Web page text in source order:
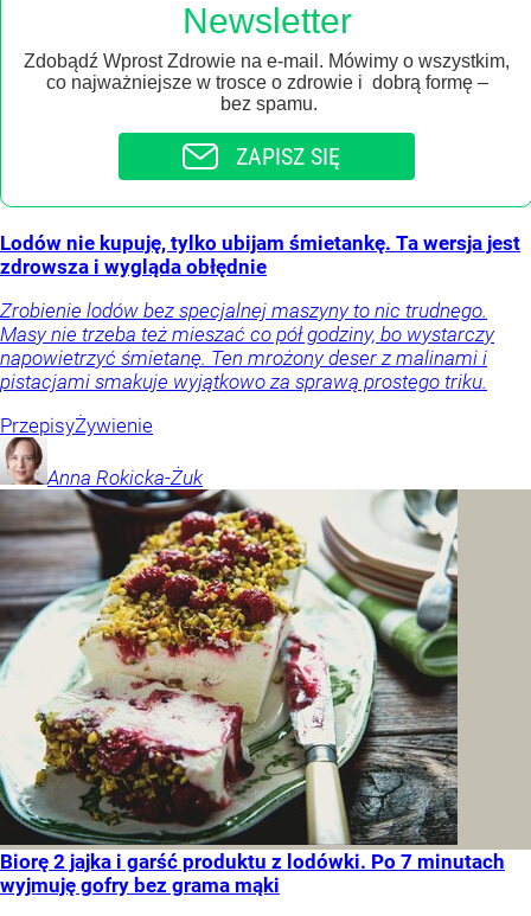
Newsletter
Zdobądź Wprost Zdrowie na e-mail. Mówimy o wszystkim,
co najważniejsze w trosce o zdrowie i dobrą formę –
bez spamu.
ZAPISZ SIĘ
Lodów nie kupuję, tylko ubijam śmietankę. Ta wersja jest
zdrowsza i wygląda obłędnie
Zrobienie lodów bez specjalnej maszyny to nic trudnego.
Masy nie trzeba też mieszać co pół godziny, bo wystarczy
napowietrzyć śmietanę. Ten mrożony deser z malinami i
pistacjami smakuje wyjątkowo za sprawą prostego triku.
PrzepisyŻywienie
Anna Rokicka-Żuk
Biorę 2 jajka i garść produktu z lodówki. Po 7 minutach
wyjmuję gofry bez grama mąki